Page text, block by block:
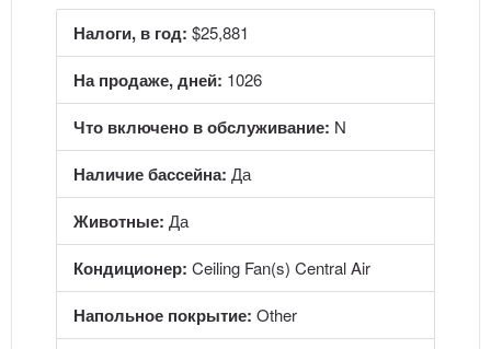
Налоги, в год: $25,881
На продаже, дней: 1026
Что включено в обслуживание: N
Наличие бассейна: Да
Животные: Да
Кондиционер: Ceiling Fan(s) Central Air
Напольное покрытие: Other